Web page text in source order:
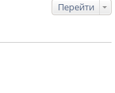
Перейти